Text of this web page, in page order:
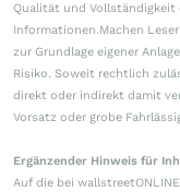
Qualität und Vollständigkeit
Informationen.Machen
zur Grundlage eigener
Risiko. Soweit rechtlich
direkt oder indirekt damit
Vorsatz oder grobe
Ergänzender Hinweis für
Auf die bei